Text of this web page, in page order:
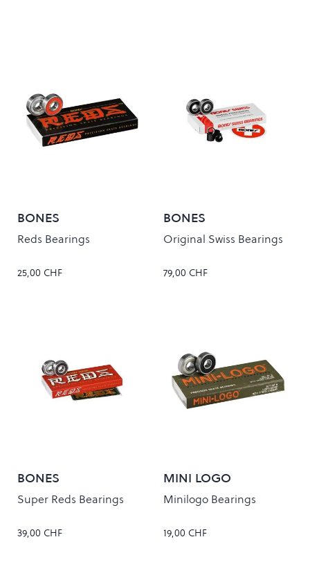
BONES
Reds Bearings
25,00 CHF
BONES
Original Swiss Bearings
79,00 CHF
BONES
Super Reds Bearings
39,00 CHF
MINI LOGO
Minilogo Bearings
19,00 CHF